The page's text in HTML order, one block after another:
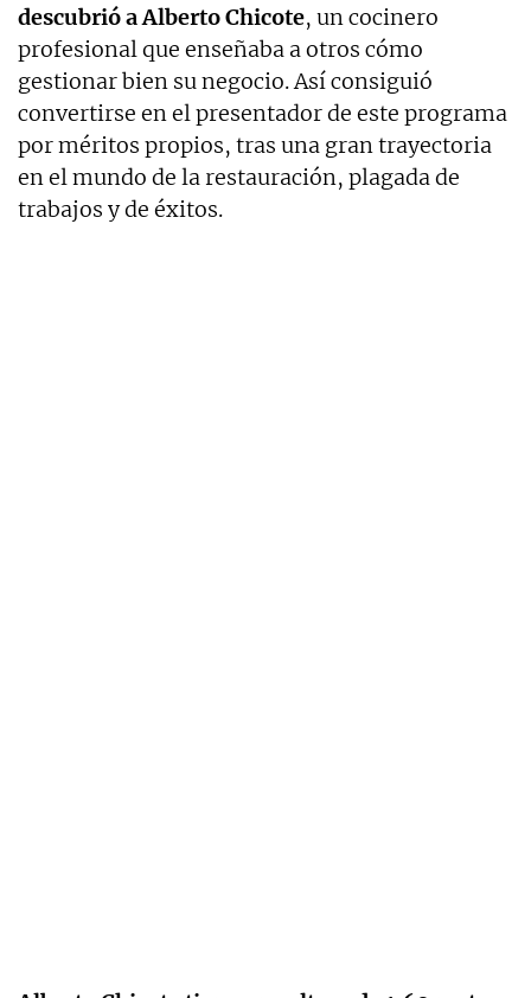
descubrió a Alberto Chicote, un cocinero
profesional que enseñaba a otros cómo
gestionar bien su negocio. Así consiguió
convertirse en el presentador de este programa
por méritos propios, tras una gran trayectoria
en el mundo de la restauración, plagada de
trabajos y de éxitos.